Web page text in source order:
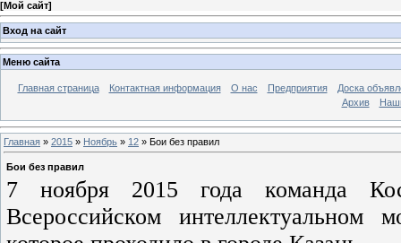
[Мой сайт]
Вход на сайт
Меню сайта
Главная страница Контактная информация О нас Предприятия
Доска
Архив
Главная » 2015 » Ноябрь » 12 » Бои без правил
Бои без правил
7 ноября 2015 года команда
Всероссийском интеллектуальном